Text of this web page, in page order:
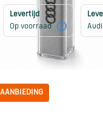
Levertijd
Op voorraad
i
AANBIEDING